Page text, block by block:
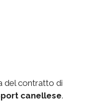
del contratto di
canellese.